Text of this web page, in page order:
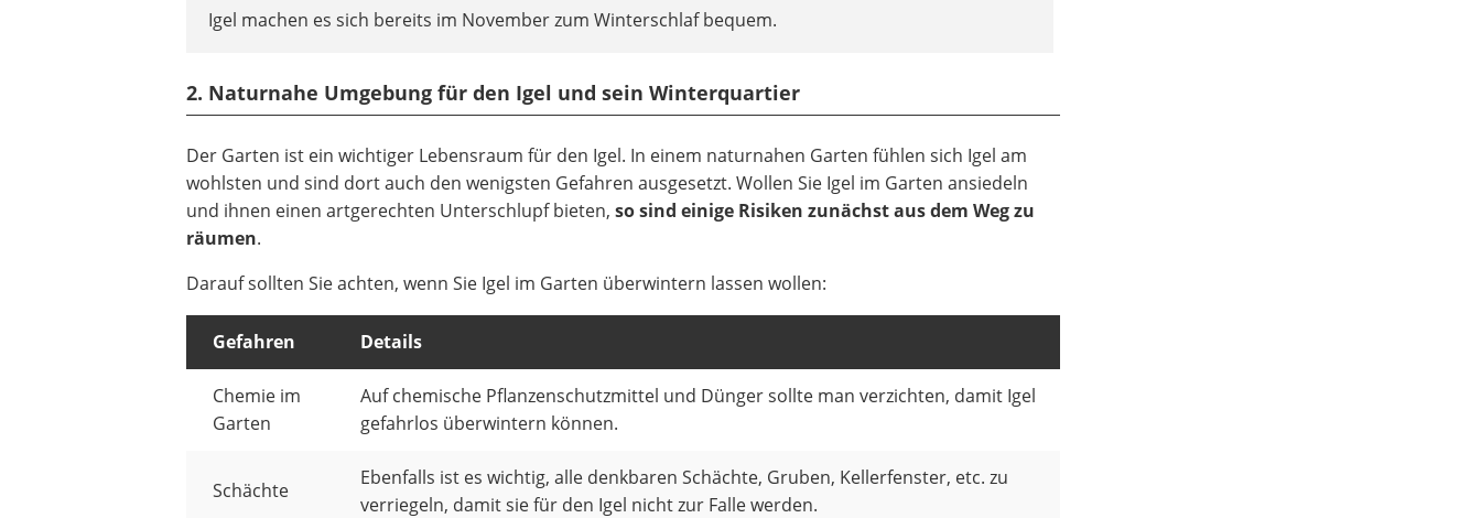
Igel machen es sich bereits im November zum Winterschlaf bequem.
2. Naturnahe Umgebung für den Igel und sein Winterquartier
Der Garten ist ein wichtiger Lebensraum für den Igel. In einem naturnahen Garten fühlen sich Igel am
wohlsten und sind dort auch den wenigsten Gefahren ausgesetzt. Wollen Sie Igel im Garten ansiedeln
und ihnen einen artgerechten Unterschlupf bieten,so sind einige Risiken zunächst aus dem Weg zu
räumen.
Darauf sollten Sie achten, wenn Sie Igel im Garten überwintern lassen wollen:
Gefahren Details
Chemie im
Garten
Auf chemische Pflanzenschutzmittel und Dünger sollte man verzichten, damit Igel
gefahrlos überwintern können.
Schächte
Ebenfalls ist es wichtig, alle denkbaren Schächte, Gruben, Kellerfenster, etc. zu
verriegeln, damit sie für den Igel nicht zur Falle werden.